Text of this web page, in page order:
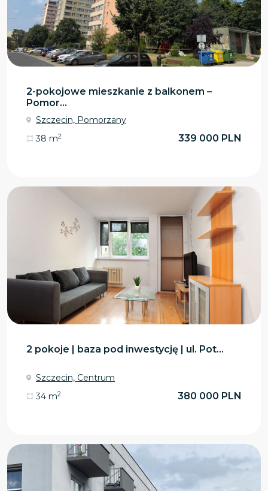
2-pokojowe mieszkanie z balkonem –
Pomor...
Szczecin, Pomorzany
38 m2 339 000 PLN
2 pokoje | baza pod inwestycję | ul. Pot...
Szczecin, Centrum
34 m2 380 000 PLN